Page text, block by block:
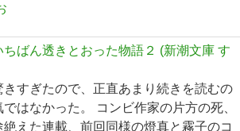
ちばん透きとおった物語２ (新潮文庫 す
きすぎたので、正直あまり続きを読むの
ではなかった。 コンビ作家の片方の死、
絶えた連載、前回同様の燈真と霧子のコ